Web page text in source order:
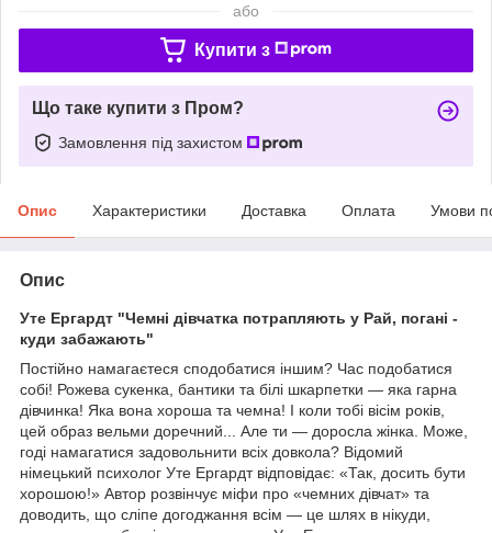
або
Купити з
Що таке купити з Пром?
Замовлення під захистом
Опис Характеристики Доставка Оплата Умови
Опис
Уте Ергардт "Чемні дівчатка потрапляють у Рай, погані -
куди забажають"
Постійно намагаєтеся сподобатися іншим? Час подобатися
собі! Рожева сукенка, бантики та білі шкарпетки — яка гарна
дівчинка! Яка вона хороша та чемна! І коли тобі вісім років,
цей образ вельми доречний... Але ти — доросла жінка. Може,
годі намагатися задовольнити всіх довкола? Відомий
німецький психолог Уте Ергардт відповідає: «Так, досить бути
хорошою!» Автор розвінчує міфи про «чемних дівчат» та
доводить, що сліпе догоджання всім — це шлях в нікуди,